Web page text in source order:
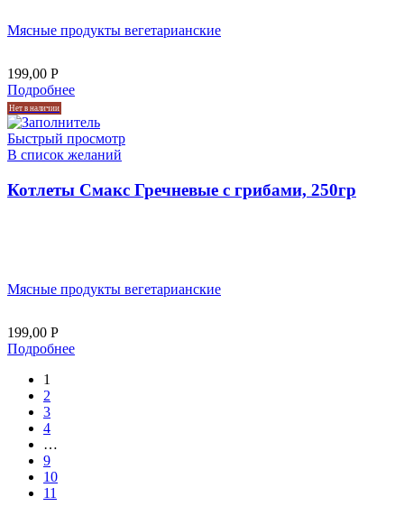
Мясные продукты вегетарианские
199,00 Р
Подробнее
Нет в наличии
Быстрый просмотр
В список желаний
Котлеты Смакс Гречневые с грибами, 250гр
Мясные продукты вегетарианские
199,00 Р
Подробнее
1
2
3
4
…
9
10
11